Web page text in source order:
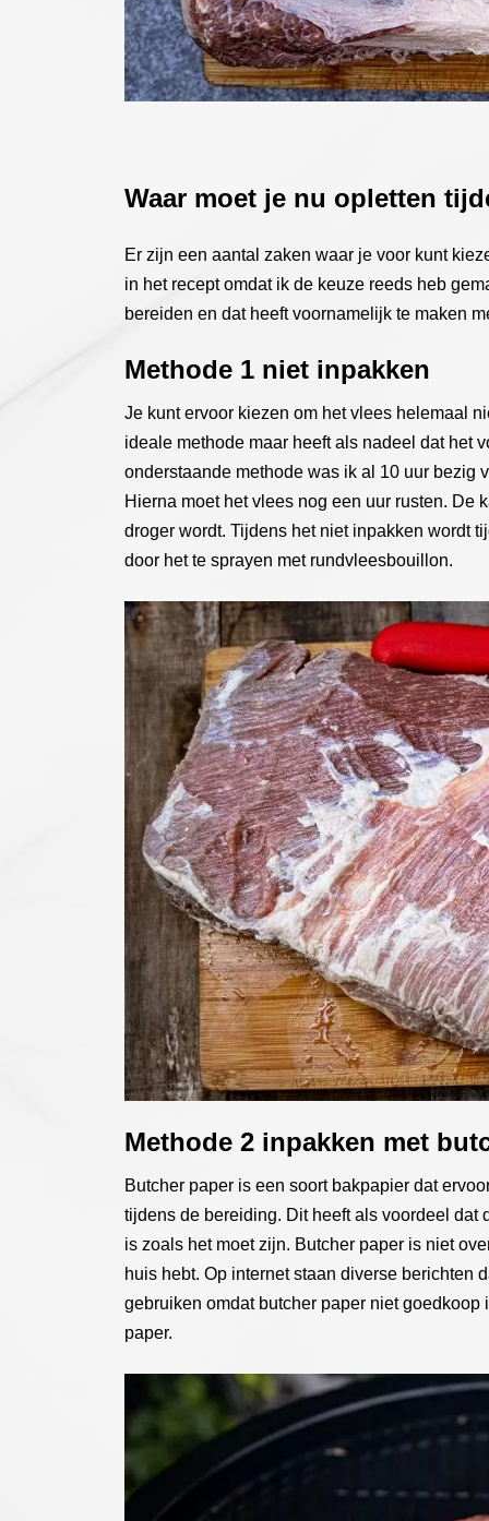
Waar moet je nu opletten
Er zijn een aantal zaken waar je voor kunt
in het recept omdat ik de keuze reeds heb
bereiden en dat heeft voornamelijk te maken
Methode 1 niet inpakken
Je kunt ervoor kiezen om het vlees helemaal
ideale methode maar heeft als nadeel dat het
onderstaande methode was ik al 10 uur bezig
Hierna moet het vlees nog een uur rusten. De
droger wordt. Tijdens het niet inpakken wordt
door het te sprayen met rundvleesbouillon.
Methode 2 inpakken met
Butcher paper is een soort bakpapier dat
tijdens de bereiding. Dit heeft als voordeel dat
is zoals het moet zijn. Butcher paper is niet
huis hebt. Op internet staan diverse berichten
gebruiken omdat butcher paper niet
paper.